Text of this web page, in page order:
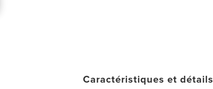
Caractéristiques et détails